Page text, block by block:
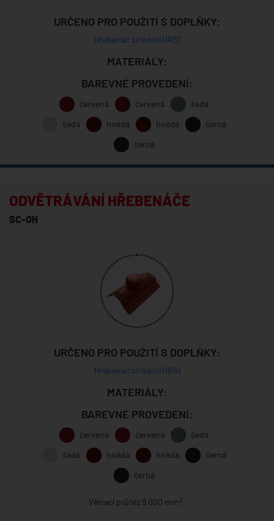
URČENO PRO POUŽITÍ S DOPLŇKY:
Hřebenáč střední (HRS)
MATERIÁLY:
BAREVNÉ PROVEDENÍ:
červená červená
šedá
šedá
hnědá hnědá
černá
černá
ODVĚTRÁVÁNÍ HŘEBENÁČE
SC-OH
URČENO PRO POUŽITÍ S DOPLŇKY:
Hřebenáč střední (HRS)
MATERIÁLY:
BAREVNÉ PROVEDENÍ:
červená červená
šedá
šedá
hnědá hnědá
černá
černá
Větrací průřez 9 000 mm2.